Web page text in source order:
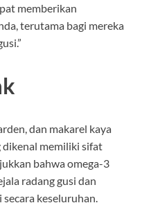
memberikan
terutama bagi mereka
dan makarel kaya
dikenal memiliki sifat
bahwa omega-3
radang gusi dan
keseluruhan.